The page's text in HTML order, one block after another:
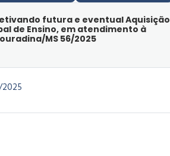
futura e eventual Aquisição
de Ensino, em atendimento à
MS 56/2025
2025